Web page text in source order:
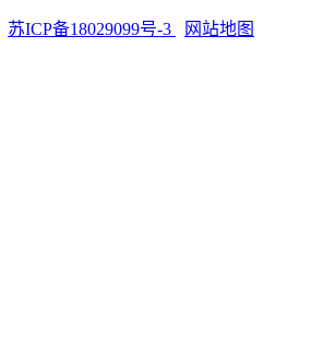
苏ICP备18029099号-3 网站地图